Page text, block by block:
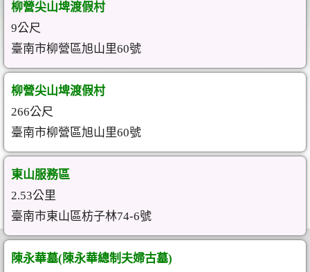
柳營尖山埤渡假村
9公尺
臺南市柳營區旭山里60號
柳營尖山埤渡假村
266公尺
臺南市柳營區旭山里60號
東山服務區
2.53公里
臺南市東山區枋子林74-6號
陳永華墓(陳永華總制夫婦古墓)